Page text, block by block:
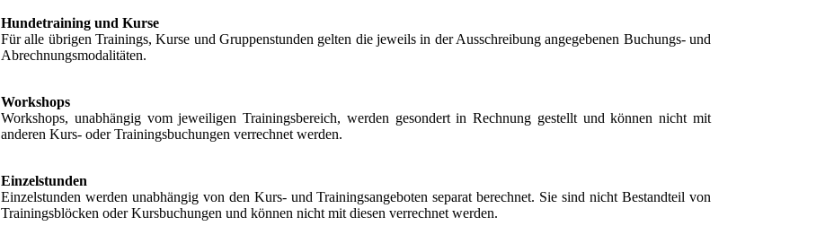
Hundetraining und Kurse
Für alle übrigen Trainings, Kurse und Gruppenstunden gelten die jeweils in der Ausschreibung angegebenen Buchungs- und
Abrechnungsmodalitäten.
Workshops
Workshops, unabhängig vom jeweiligen Trainingsbereich, werden gesondert in Rechnung gestellt und können nicht mit
anderen Kurs- oder Trainingsbuchungen verrechnet werden.
Einzelstunden
Einzelstunden werden unabhängig von den Kurs- und Trainingsangeboten separat berechnet. Sie sind nicht Bestandteil von
Trainingsblöcken oder Kursbuchungen und können nicht mit diesen verrechnet werden.